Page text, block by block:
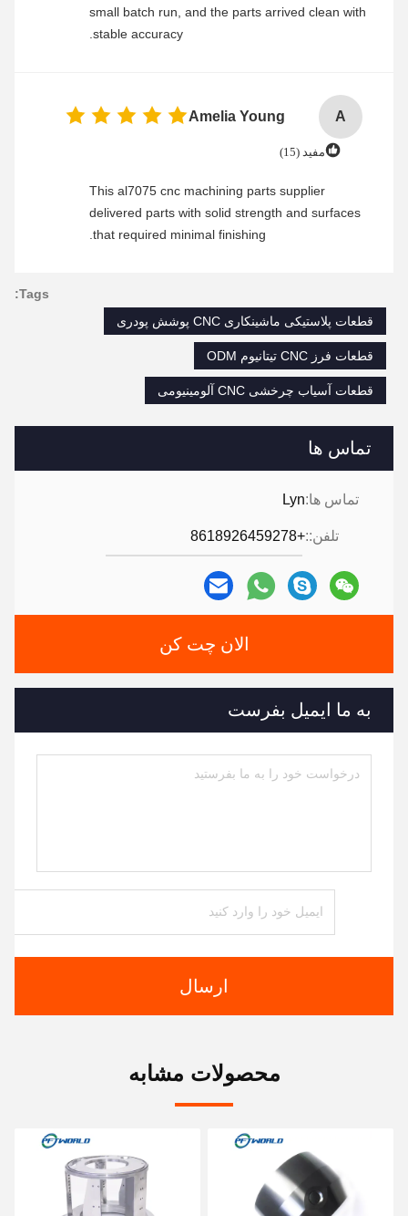
تماس ها
تماس ها:Lyn
تلفن::+8618926459278
الان چت کن
به ما ایمیل بفرست
ارسال
small batch run, and the parts arrived clean with
stable accuracy.
A
Amelia Young
مفید (15)
This al7075 cnc machining parts supplier
delivered parts with solid strength and surfaces
that required minimal finishing.
Tags:
قطعات پلاستیکی ماشینکاری CNC پوشش پودری
قطعات فرز CNC تیتانیوم ODM
قطعات آسیاب چرخشی CNC آلومینیومی
محصولات مشابه